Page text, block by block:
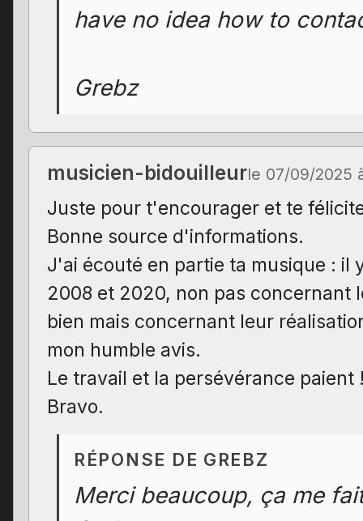
have no idea how to
Grebz
musicien-bidouilleurle 07/09/2025
Juste pour t'encourager et te
Bonne source d'informations.
J'ai écouté en partie ta musique : il
2008 et 2020, non pas concernant
bien mais concernant leur
mon humble avis.
Le travail et la persévérance paient
Bravo.
RÉPONSE DE GREBZ
Merci beaucoup, ça me